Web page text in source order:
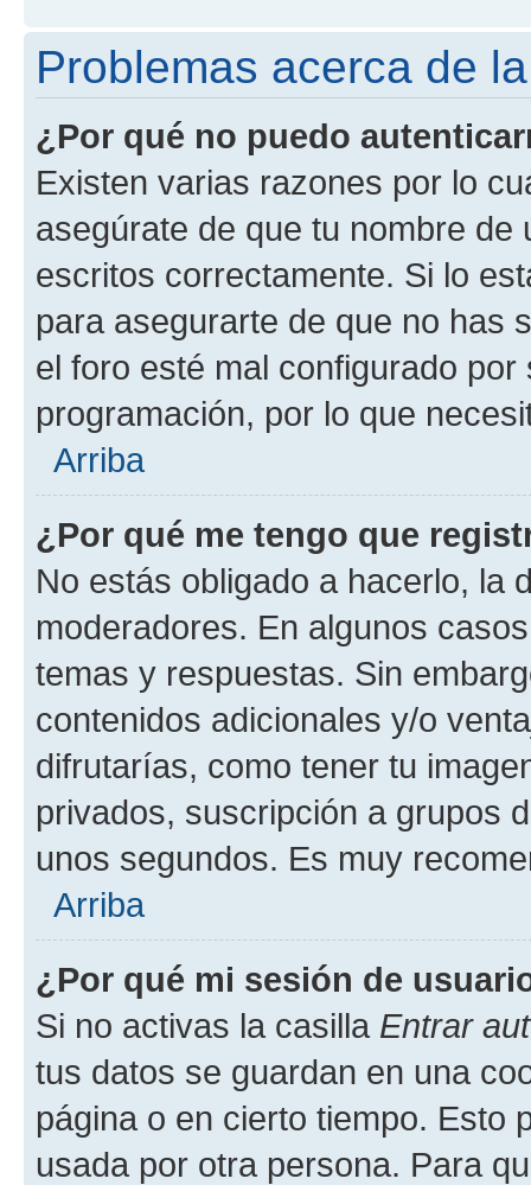
Problemas acerca de
¿Por qué no puedo
Existen varias razones por lo
asegúrate de que tu nombre
escritos correctamente. Si lo
para asegurarte de que no has
el foro esté mal configurado
programación, por lo que
Arriba
¿Por qué me tengo que
No estás obligado a hacerlo, la
moderadores. En algunos
temas y respuestas. Sin
contenidos adicionales y/o
difrutarías, como tener tu
privados, suscripción a grupos
unos segundos. Es muy
Arriba
¿Por qué mi sesión de
Si no activas la casilla Entrar
tus datos se guardan en una
página o en cierto tiempo. Esto
usada por otra persona. Para